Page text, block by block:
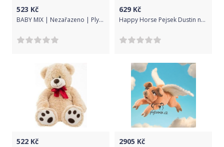
523 Kč
BABY MIX | Nezařazeno | Plyšový usínáček medvídek s projektorem Baby Mix modrý | Modrá |
629 Kč
Happy Horse Pejsek Dustin no. 3
522 Kč 2905 Kč